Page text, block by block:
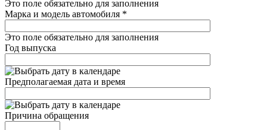
Это поле обязательно для заполнения
Марка и модель автомобиля *
Это поле обязательно для заполнения
Год выпуска
Предполагаемая дата и время
Причина обращения